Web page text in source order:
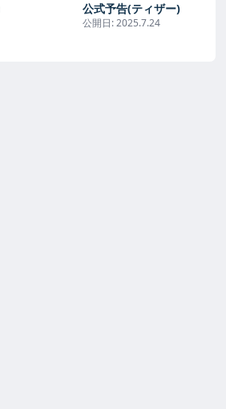
公式予告(ティザー)
公開日:2025.7.24